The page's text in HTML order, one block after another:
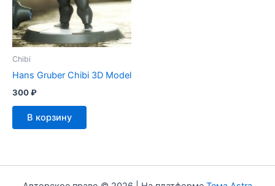
Chibi
Hans Gruber Chibi 3D Model
300₽
В корзину